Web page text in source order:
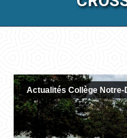
Actualités Collège Notre-